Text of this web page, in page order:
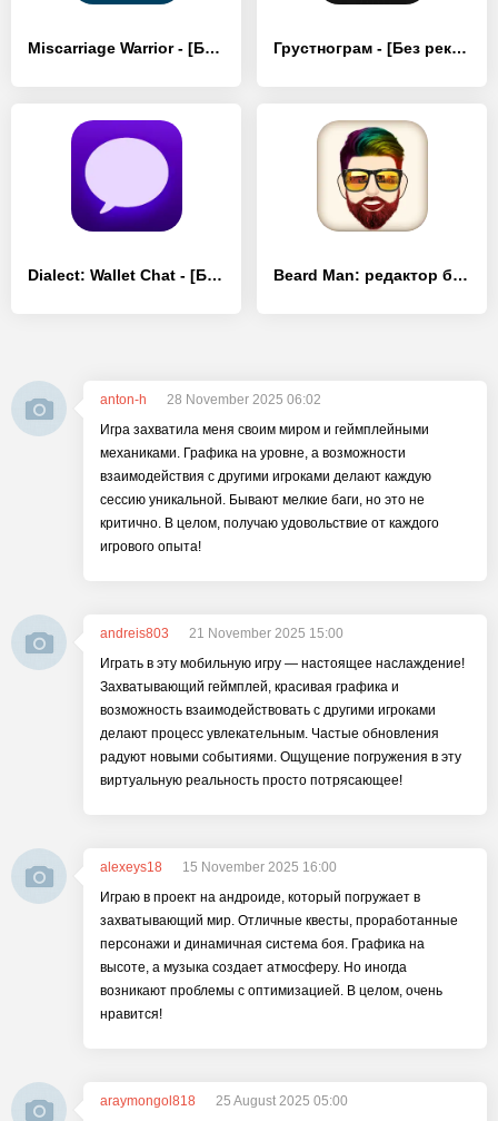
Miscarriage Warrior - [Без рекламы] Грустнограм - [Без рекламы]
Dialect: Wallet Chat - [Без рекламы] Beard Man: редактор бороды
anton-h
28 November 2025 06:02
Игра захватила меня своим миром и геймплейными
механиками. Графика на уровне, а возможности
взаимодействия с другими игроками делают каждую
сессию уникальной. Бывают мелкие баги, но это не
критично. В целом, получаю удовольствие от каждого
игрового опыта!
andreis803
21 November 2025 15:00
Играть в эту мобильную игру — настоящее наслаждение!
Захватывающий геймплей, красивая графика и
возможность взаимодействовать с другими игроками
делают процесс увлекательным. Частые обновления
радуют новыми событиями. Ощущение погружения в эту
виртуальную реальность просто потрясающее!
alexeys18
15 November 2025 16:00
Играю в проект на андроиде, который погружает в
захватывающий мир. Отличные квесты, проработанные
персонажи и динамичная система боя. Графика на
высоте, а музыка создает атмосферу. Но иногда
возникают проблемы с оптимизацией. В целом, очень
нравится!
araymongol818
25 August 2025 05:00